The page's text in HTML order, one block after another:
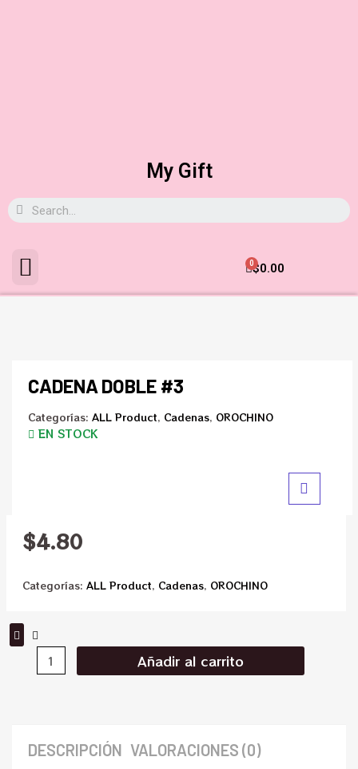
My Gift
$0.00
0
CADENA DOBLE #3
Categorías: ALL Product, Cadenas, OROCHINO
EN STOCK
$4.80
Categorías: ALL Product, Cadenas, OROCHINO
Añadir al carrito
DESCRIPCIÓN VALORACIONES (0)